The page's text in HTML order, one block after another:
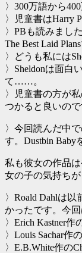
〉300万語から
〉児童書はHarry
〉PBも読みまし
The Best Laid
〉どうも私には
〉Sheldonは面白
て……。
〉児童書の方が
つかると良いの
〉今回読んだ中
す。Dustbin Baby
私も彼女の作品
女の子の気持ち
〉Roald Dahlは
かったです。今回
〉Erich Kastner作
〉Louis Sachar作
〉E.B.White作の